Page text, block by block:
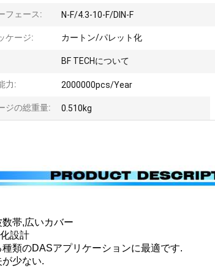
フェース: N-F/4.3-10-F/DIN-F
ケージ: カートン/パレット化
BF TECHについて
力: 2000000pcs/Year
ジの総重量: 0.510kg
帯,広いカバー
設計
類のDASアプリケーションに最適です.
少ない.